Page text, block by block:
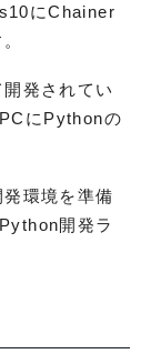
にChainer
発されてい
にPythonの
環境を準備
開発ラ